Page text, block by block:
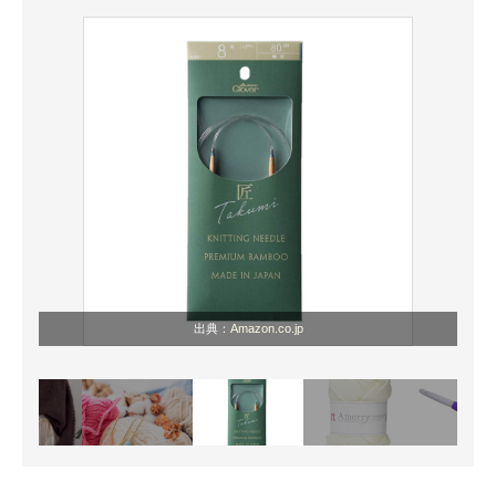
出典： Amazon.co.jp